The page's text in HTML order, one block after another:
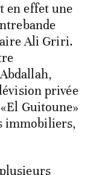
en effet une
Ali Griri.
privée
Guitoune»
immobiliers,